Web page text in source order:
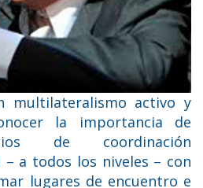
multilateralismo activo y
la importancia de
de coordinación
a todos los niveles – con
lugares de encuentro e